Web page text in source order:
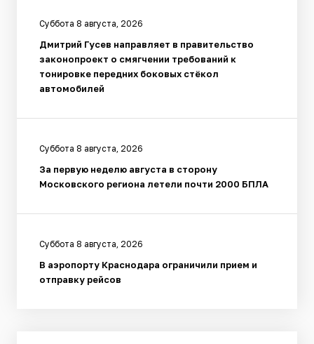
Суббота 8 августа, 2026
Дмитрий Гусев направляет в правительство
законопроект о смягчении требований к
тонировке передних боковых стёкол
автомобилей
Суббота 8 августа, 2026
За первую неделю августа в сторону
Московского региона летели почти 2000 БПЛА
Суббота 8 августа, 2026
В аэропорту Краснодара ограничили прием и
отправку рейсов